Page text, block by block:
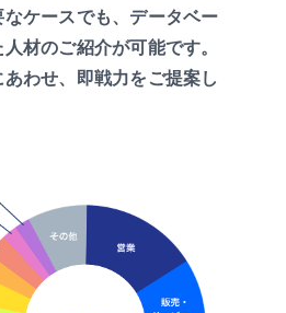
ケースでも、データベー
材のご紹介が可能です。
わせ、即戦力をご提案し